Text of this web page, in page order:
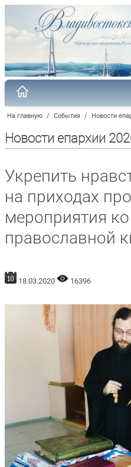
На главную / События / Новости
Новости епархии
Укрепить
на приходах
мероприятия
православной
18.03.2020 16396